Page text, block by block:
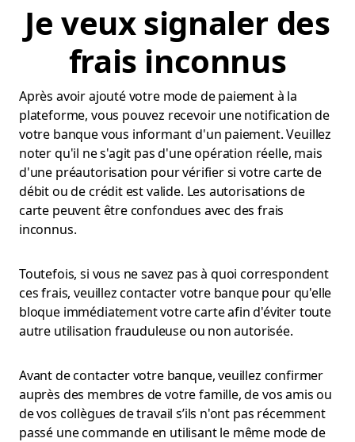
Je veux signaler des
frais inconnus
Après avoir ajouté votre mode de paiement à la
plateforme, vous pouvez recevoir une notification de
votre banque vous informant d'un paiement. Veuillez
noter qu'il ne s'agit pas d'une opération réelle, mais
d'une préautorisation pour vérifier si votre carte de
débit ou de crédit est valide. Les autorisations de
carte peuvent être confondues avec des frais
inconnus.
Toutefois, si vous ne savez pas à quoi correspondent
ces frais, veuillez contacter votre banque pour qu'elle
bloque immédiatement votre carte afin d'éviter toute
autre utilisation frauduleuse ou non autorisée.
Avant de contacter votre banque, veuillez confirmer
auprès des membres de votre famille, de vos amis ou
de vos collègues de travail s’ils n'ont pas récemment
passé une commande en utilisant le même mode de